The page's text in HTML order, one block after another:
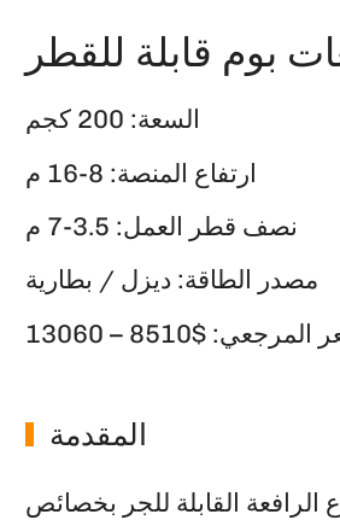
بوم قابلة للقطر
السعة: 200 كجم
ارتفاع المنصة: 8-16 م
نصف قطر العمل: 3.5-7 م
مصدر الطاقة: ديزل / بطارية
$8510 – 13060
المقدمة
الرافعة القابلة للجر بخصائص